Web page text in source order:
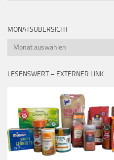
MONATSÜBERSICHT
Monatsübersicht
LESENSWERT – EXTERNER LINK